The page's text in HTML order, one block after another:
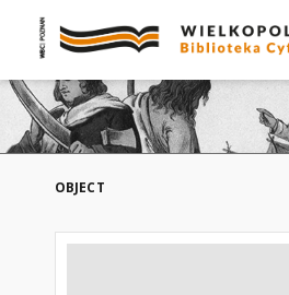
OBJECT